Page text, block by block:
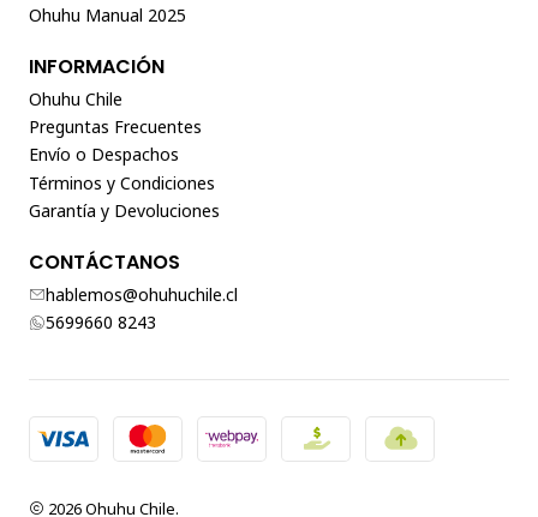
Ohuhu Manual 2025
INFORMACIÓN
Ohuhu Chile
Preguntas Frecuentes
Envío o Despachos
Términos y Condiciones
Garantía y Devoluciones
CONTÁCTANOS
hablemos@ohuhuchile.cl
5699660 8243
2026 Ohuhu Chile.